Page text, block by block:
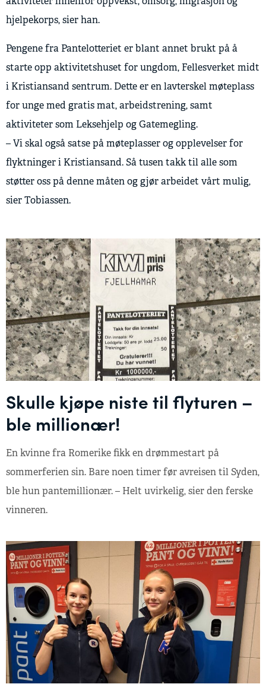
hjelpekorps, sier han.
Pengene fra Pantelotteriet er blant annet brukt på å
starte opp aktivitetshuset for ungdom, Fellesverket midt
i Kristiansand sentrum. Dette er en lavterskel møteplass
for unge med gratis mat, arbeidstrening, samt
aktiviteter som Leksehjelp og Gatemegling.
– Vi skal også satse på møteplasser og opplevelser for
flyktninger i Kristiansand. Så tusen takk til alle som
støtter oss på denne måten og gjør arbeidet vårt mulig,
sier Tobiassen.
Skulle kjøpe niste til flyturen –
ble millionær!
En kvinne fra Romerike fikk en drømmestart på
sommerferien sin. Bare noen timer før avreisen til Syden,
ble hun pantemillionær. – Helt uvirkelig, sier den ferske
vinneren.